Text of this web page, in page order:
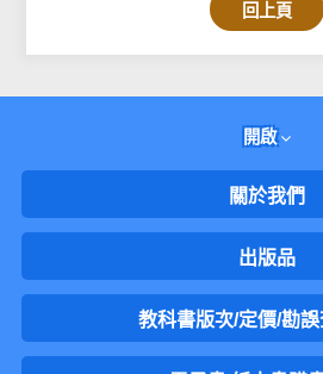
回上頁
開啟
關於我們
出版品
教科書版次/定價/勘